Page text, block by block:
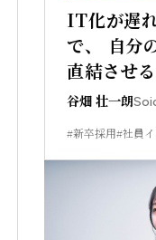
IT化が遅
で、 自分
直結させる
谷畑 壮一朗
#新卒採用#社員